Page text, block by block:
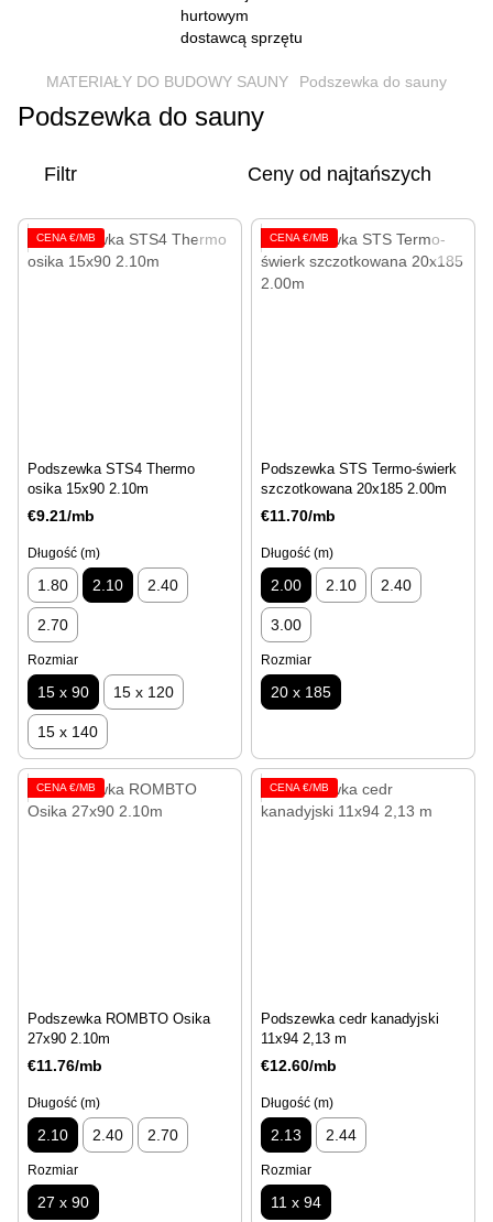
MATERIAŁY DO BUDOWY SAUNY Podszewka do sauny
Podszewka do sauny
Filtr Ceny od najtańszych
CENA €/MB
Podszewka STS4 Thermo
osika 15x90 2.10m
€9.21/mb
Długość (m)
1.80 2.10 2.40
2.70
Rozmiar
15 x 90 15 x 120
15 x 140
CENA €/MB
Podszewka STS Termo-świerk
szczotkowana 20х185 2.00m
€11.70/mb
Długość (m)
2.00 2.10 2.40
3.00
Rozmiar
20 x 185
CENA €/MB
Podszewka ROMBTO Osika
27x90 2.10m
€11.76/mb
Długość (m)
2.10 2.40 2.70
Rozmiar
27 x 90
CENA €/MB
Podszewka cedr kanadyjski
11x94 2,13 m
€12.60/mb
Długość (m)
2.13 2.44
Rozmiar
11 x 94